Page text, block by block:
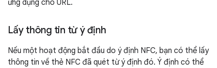
ứng dụng cho URL.
Lấy thông tin từ ý định
Nếu một hoạt động bắt đầu do ý định NFC, bạn có thể lấy
thông tin về thẻ NFC đã quét từ ý định đó. Ý định có thể